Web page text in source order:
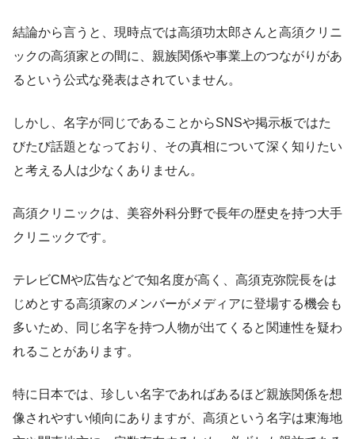
結論から言うと、現時点では高須功太郎さんと高須クリニ
ックの高須家との間に、親族関係や事業上のつながりがあ
るという公式な発表はされていません。
しかし、名字が同じであることからSNSや掲示板ではた
びたび話題となっており、その真相について深く知りたい
と考える人は少なくありません。
高須クリニックは、美容外科分野で長年の歴史を持つ大手
クリニックです。
テレビCMや広告などで知名度が高く、高須克弥院長をは
じめとする高須家のメンバーがメディアに登場する機会も
多いため、同じ名字を持つ人物が出てくると関連性を疑わ
れることがあります。
特に日本では、珍しい名字であればあるほど親族関係を想
像されやすい傾向にありますが、高須という名字は東海地